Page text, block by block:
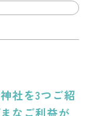
社を3つご紹
なご利益が